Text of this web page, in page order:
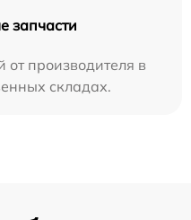
запчасти
от производителя в
складах.